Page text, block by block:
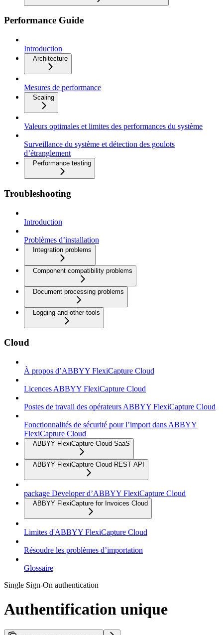
Performance Guide
Introduction
Architecture
Mesures de performance
Scaling
Valeurs optimales et limites des performances du système
Surveillance du système et détection des goulots
d’étranglement
Performance testing
Troubleshooting
Introduction
Problèmes d’installation
Integration problems
Component compatibility problems
Document processing problems
Logging and other tools
Cloud
À propos d’ABBYY FlexiCapture Cloud
Licences ABBYY FlexiCapture Cloud
Postes de travail des opérateurs ABBYY FlexiCapture Cloud
Fonctionnalités de sécurité pour l’import dans ABBYY
FlexiCapture Cloud
ABBYY FlexiCapture Cloud SaaS
ABBYY FlexiCapture Cloud REST API
package Developer d’ABBYY FlexiCapture Cloud
ABBYY FlexiCapture for Invoices Cloud
Limites d'ABBYY FlexiCapture Cloud
Résoudre les problèmes d’importation
Glossaire
Single Sign-On authentication
Authentification unique